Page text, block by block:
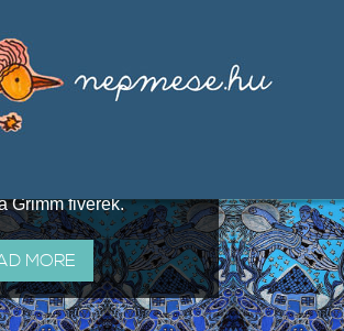
elbeszélésekből,
olyan ismert gyűjtők
össze, mint Benedek
Grimm fivérek.
MORE